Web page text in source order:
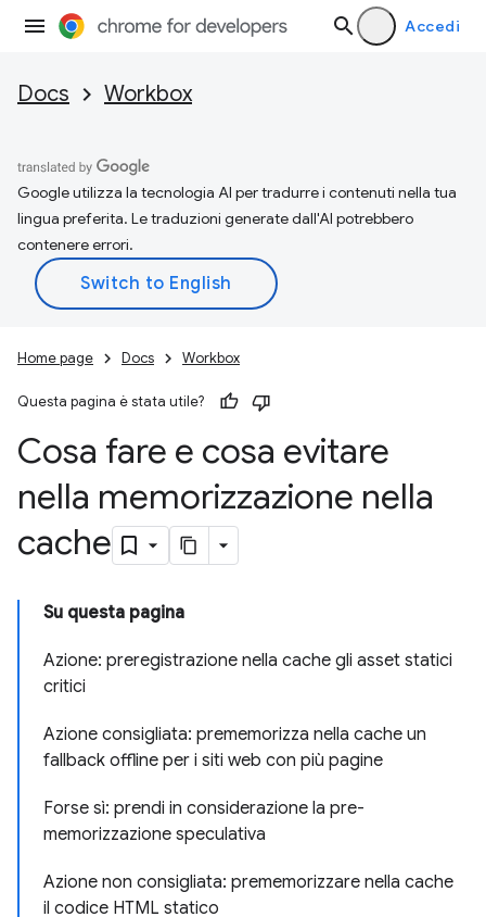
Accedi
Docs Workbox
Google utilizza la tecnologia AI per tradurre i contenuti nella tua
lingua preferita. Le traduzioni generate dall'AI potrebbero
contenere errori.
Home page Docs Workbox
Questa pagina è stata utile?
Cosa fare e cosa evitare
nella memorizzazione nella
cache
Su questa pagina
Azione: preregistrazione nella cache gli asset statici
critici
Azione consigliata: prememorizza nella cache un
fallback offline per i siti web con più pagine
Forse sì: prendi in considerazione la pre-
memorizzazione speculativa
Azione non consigliata: prememorizzare nella cache
il codice HTML statico